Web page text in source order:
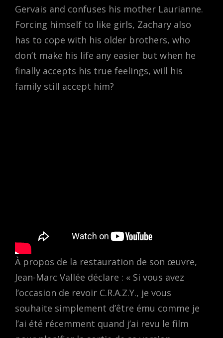
Gervais and confuses his mother Laurianne.
Forcing himself to like girls, Zachary also
has to cope with his older brothers, who
don’t make his life any easier but when he
finally accepts his true feelings, will his
family still accept him?
À propos de la restauration de son œuvre,
Jean-Marc Vallée déclare : « Si vous avez
l’occasion de revoir C.R.A.Z.Y., je vous
souhaite simplement d’être ému comme je
l’ai été récemment quand j’ai revu le film